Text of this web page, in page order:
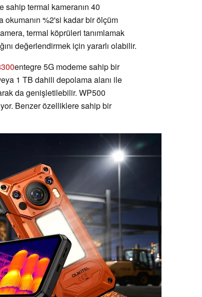
sahip termal kameranın 40
okumanın %2'si kadar bir ölçüm
termal köprüleri tanımlamak
değerlendirmek için yararlı olabilir.
entegre 5G modeme sahip bir
1 TB dahili depolama alanı ile
da genişletilebilir. WP500
Benzer özelliklere sahip bir